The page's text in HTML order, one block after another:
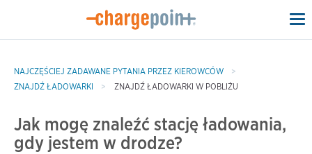
NAJCZĘŚCIEJ ZADAWANE PYTANIA PRZEZ KIEROWCÓW
ZNAJDŹ ŁADOWARKI
ZNAJDŹ ŁADOWARKI W POBLIŻU
Jak mogę znaleźć stację ładowania,
gdy jestem w drodze?